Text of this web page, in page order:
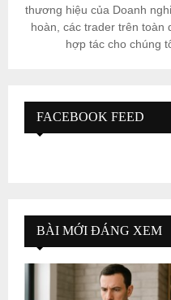
thương hiệu của Doanh
hoàn, các trader trên toàn
hợp tác cho chúng
FACEBOOK FEED
BÀI MỚI ĐÁNG XEM